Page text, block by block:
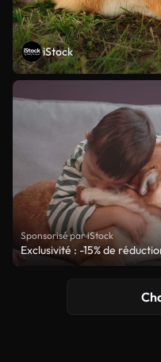
iStock
Sponsorisé par iStock
Exclusivité : -15% de